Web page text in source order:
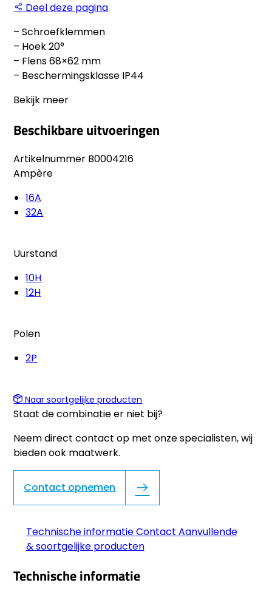
Deel deze pagina
– Schroefklemmen
– Hoek 20°
– Flens 68×62 mm
– Beschermingsklasse IP44
Bekijk meer
Beschikbare uitvoeringen
Artikelnummer B0004216
Ampère
16A
32A
Uurstand
10H
12H
Polen
2P
Naar soortgelijke producten
Staat de combinatie er niet bij?
Neem direct contact op met onze specialisten, wij
bieden ook maatwerk.
Contact opnemen
Technische informatieContact Aanvullende
& soortgelijke producten
Technische informatie